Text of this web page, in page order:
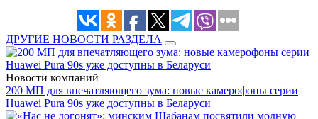
ДРУГИЕ НОВОСТИ РАЗДЕЛА
Новости компаний
200 МП для впечатляющего зума: новые камерофоны серии
Huawei Pura 90s уже доступны в Беларуси